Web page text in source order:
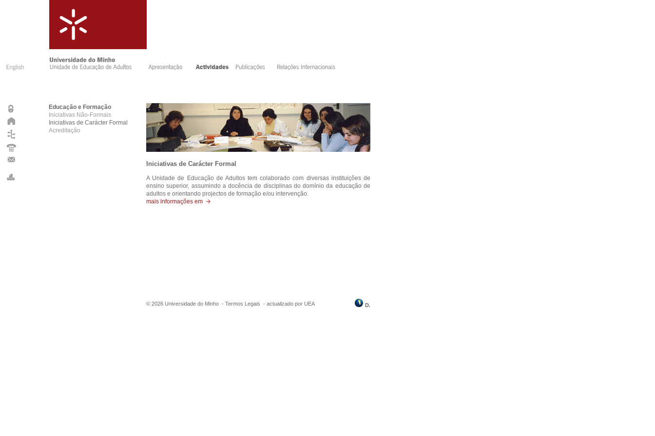
Educação e Formação
Iniciativas Não-Formais
Iniciativas de Carácter Formal
Acreditação
Iniciativas de Carácter Formal
A Unidade de Educação de Adultos tem colaborado com diversas instituições de
ensino superior, assumindo a docência de disciplinas do domínio da educação de
adultos e orientando projectos de formação e/ou intervenção.
mais informações em
© 2026 Universidade do Minho - Termos Legais - actualizado por UEA D.